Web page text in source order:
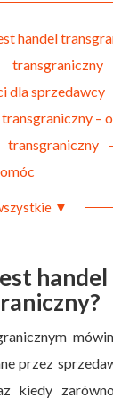
handel
dla sprzedawcy
–
transgraniczny
▼
handel
przez
kiedy